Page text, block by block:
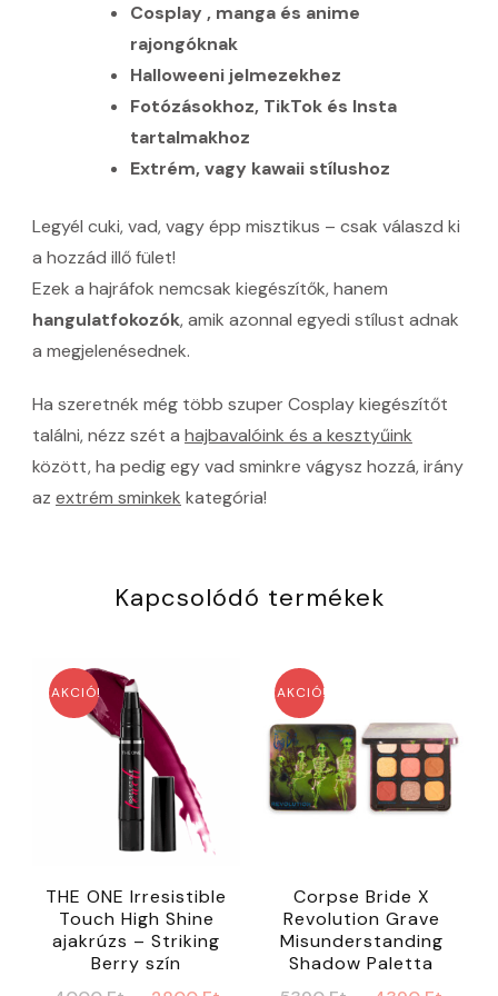
Cosplay , manga és anime
rajongóknak
Halloweeni jelmezekhez
Fotózásokhoz, TikTok és Insta
tartalmakhoz
Extrém, vagy kawaii stílushoz
Legyél cuki, vad, vagy épp misztikus – csak válaszd ki
a hozzád illő fület!
Ezek a hajráfok nemcsak kiegészítők, hanem
hangulatfokozók, amik azonnal egyedi stílust adnak
a megjelenésednek.
Ha szeretnék még több szuper Cosplay kiegészítőt
találni, nézz szét a hajbavalóink és a kesztyűink
között, ha pedig egy vad sminkre vágysz hozzá, irány
az extrém sminkek kategória!
Kapcsolódó termékek
AKCIÓ!
THE ONE Irresistible
Touch High Shine
ajakrúzs – Striking
Berry szín
AKCIÓ!
Corpse Bride X
Revolution Grave
Misunderstanding
Shadow Paletta